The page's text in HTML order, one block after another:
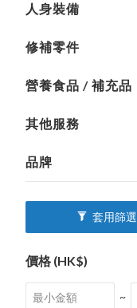
人身裝備
修補零件
營養食品 / 補充品
其他服務
品牌
套用篩選
價格 (HK$)
~